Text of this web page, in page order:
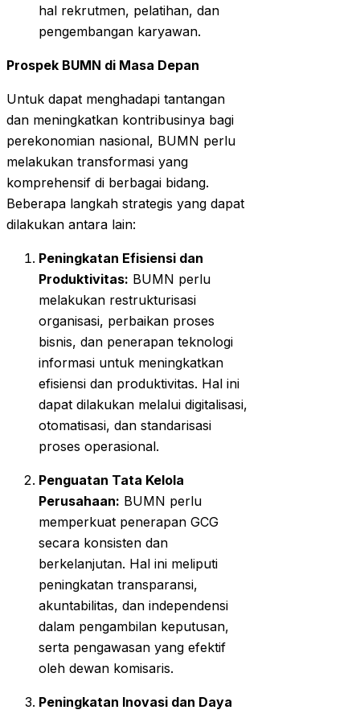
hal rekrutmen, pelatihan, dan
pengembangan karyawan.
Prospek BUMN di Masa Depan
Untuk dapat menghadapi tantangan
dan meningkatkan kontribusinya bagi
perekonomian nasional, BUMN perlu
melakukan transformasi yang
komprehensif di berbagai bidang.
Beberapa langkah strategis yang dapat
dilakukan antara lain:
Peningkatan Efisiensi dan
Produktivitas: BUMN perlu
melakukan restrukturisasi
organisasi, perbaikan proses
bisnis, dan penerapan teknologi
informasi untuk meningkatkan
efisiensi dan produktivitas. Hal ini
dapat dilakukan melalui digitalisasi,
otomatisasi, dan standarisasi
proses operasional.
Penguatan Tata Kelola
Perusahaan: BUMN perlu
memperkuat penerapan GCG
secara konsisten dan
berkelanjutan. Hal ini meliputi
peningkatan transparansi,
akuntabilitas, dan independensi
dalam pengambilan keputusan,
serta pengawasan yang efektif
oleh dewan komisaris.
Peningkatan Inovasi dan Daya